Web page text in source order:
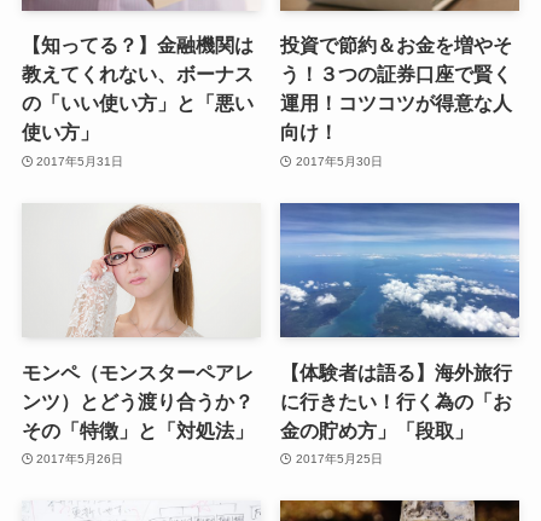
【知ってる？】金融機関は
教えてくれない、ボーナス
の「いい使い方」と「悪い
使い方」
2017年5月31日
投資で節約＆お金を増やそ
う！３つの証券口座で賢く
運用！コツコツが得意な人
向け！
2017年5月30日
モンペ（モンスターペアレ
ンツ）とどう渡り合うか？
その「特徴」と「対処法」
2017年5月26日
【体験者は語る】海外旅行
に行きたい！行く為の「お
金の貯め方」「段取」
2017年5月25日